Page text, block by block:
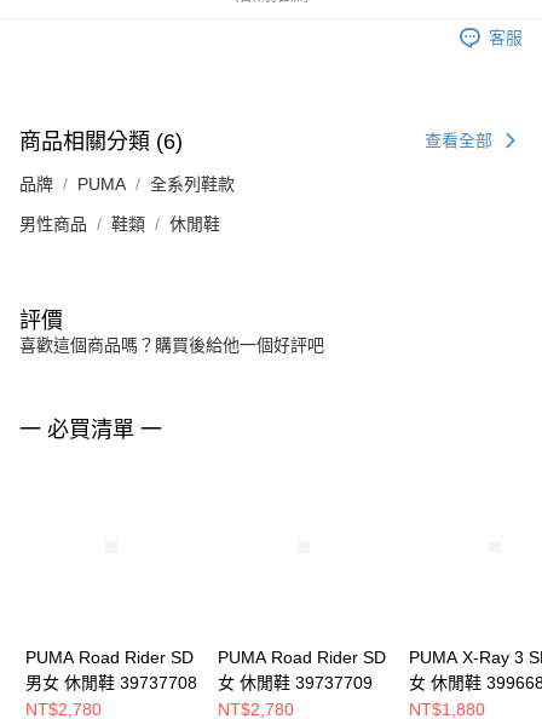
客服
商品相關分類 (6) 查看全部
品牌 PUMA 全系列鞋款
男性商品 鞋類 休閒鞋
評價
喜歡這個商品嗎？購買後給他一個好評吧
一 必買清單 一
PUMA Road Rider SD
男女 休閒鞋 39737708
NT$2,780
PUMA Road Rider SD
女 休閒鞋 39737709
NT$2,780
PUMA X-Ray 3
女 休閒鞋
NT$1,880